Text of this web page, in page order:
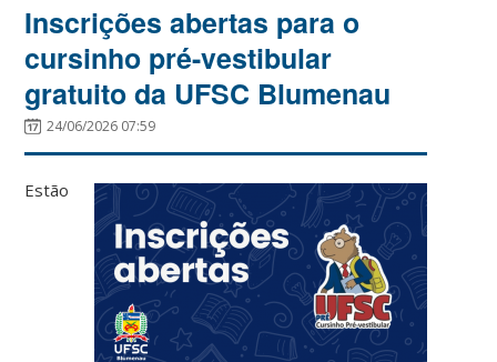
Inscrições abertas para o
cursinho pré-vestibular
gratuito da UFSC Blumenau
24/06/2026 07:59
Estão